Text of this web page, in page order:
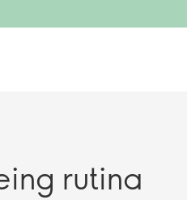
rutina